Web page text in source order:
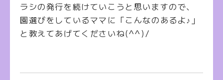
ラシの発行を続けていこうと思いますので、
園選びをしているママに「こんなのあるよ♪」
と教えてあげてくださいね(^^)/